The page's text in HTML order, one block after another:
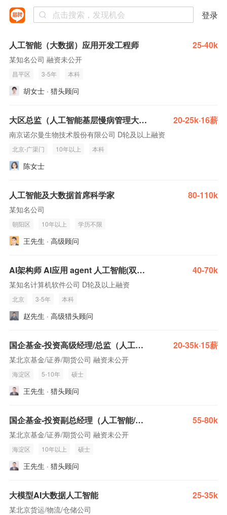
登录
人工智能（大数据）应用开发工程师 25-40k
某知名公司 融资未公开
昌平区 3-5年 本科
胡女士 · 猎头顾问
大区总监（人工智能基层慢病管理大数据方向） 20-25k·16薪
南京诺尔曼生物技术股份有限公司 D轮及以上融资
北京-广渠门 10年以上 本科
陈女士
人工智能及大数据首席科学家 80-110k
某知名公司
朝阳区 10年以上 学历不限
王先生 · 高级顾问
AI架构师 AI应用 agent 人工智能(双休 base 全国) 40-70k
某知名计算机软件公司 D轮及以上融资
北京 3-5年 本科
赵先生 · 高级猎头顾问
国企基金-投资高级经理/总监（人工智能/具身智能/集成电路/量子/生物医药） 20-35k·15薪
某北京基金/证券/期货公司 融资未公开
海淀区 5-10年 硕士
王先生 · 猎头顾问
国企基金-投资副总经理（人工智能/生物医药） 55-80k
某北京基金/证券/期货公司 融资未公开
海淀区 10年以上 硕士
王先生 · 猎头顾问
大模型AI大数据人工智能 25-35k
某北京货运/物流/仓储公司